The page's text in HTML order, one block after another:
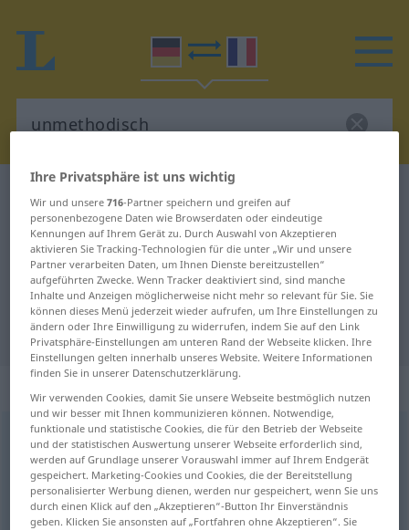
Deutsch-Französisch Übersetzung
für "unmethodisch"
"unmethodisch" Französisch
Übersetzung
„unmethodisch“ : Adjektiv | Adverb
unmethodisch adju.adv
Übersicht aller Übersetzungen
(Für mehr Details die Übersetzung anklicken/antippen)
Ihre Privatsphäre ist uns wichtig
Wir und unsere716-Partner speichern und greifen auf
personenbezogene Daten wie Browserdaten oder eindeutige
Kennungen auf Ihrem Gerät zu. Durch Auswahl von Akzeptieren
aktivieren Sie Tracking-Technologien für die unter „Wir und unsere
Partner verarbeiten Daten, um Ihnen Dienste bereitzustellen“
aufgeführten Zwecke. Wenn Tracker deaktiviert sind, sind manche
Inhalte und Anzeigen möglicherweise nicht mehr so relevant für Sie. Sie
können dieses Menü jederzeit wieder aufrufen, um Ihre Einstellungen zu
ändern oder Ihre Einwilligung zu widerrufen, indem Sie auf den Link
Privatsphäre-Einstellungen am unteren Rand der Webseite klicken. Ihre
Einstellungen gelten innerhalb unseres Website. Weitere Informationen
finden Sie in unserer Datenschutzerklärung.
Wir verwenden Cookies, damit Sie unsere Webseite bestmöglich nutzen
und wir besser mit Ihnen kommunizieren können. Notwendige,
funktionale und statistische Cookies, die für den Betrieb der Webseite
und der statistischen Auswertung unserer Webseite erforderlich sind,
werden auf Grundlage unserer Vorauswahl immer auf Ihrem Endgerät
gespeichert. Marketing-Cookies und Cookies, die der Bereitstellung
personalisierter Werbung dienen, werden nur gespeichert, wenn Sie uns
durch einen Klick auf den „Akzeptieren“-Button Ihr Einverständnis
geben. Klicken Sie ansonsten auf „Fortfahren ohne Akzeptieren“. Sie